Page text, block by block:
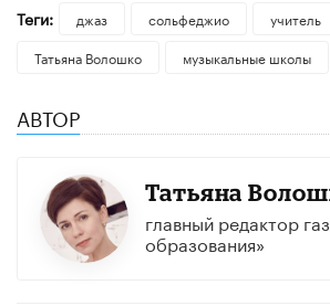
Теги: джаз сольфеджио
учитель
Татьяна Волошко
музыкальные школы
АВТОР
Татьяна
главный редактор
образования»